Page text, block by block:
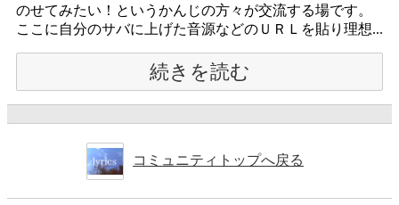
のせてみたい！というかんじの方々が交流する場です。
ここに自分のサバに上げた音源などのＵＲＬを貼り理想...
続きを読む
コミュニティトップへ戻る